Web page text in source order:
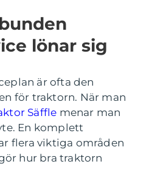
lönar sig
är ofta den
för traktorn. När man
Säffle menar man
En komplett
flera viktiga områden
hur bra traktorn